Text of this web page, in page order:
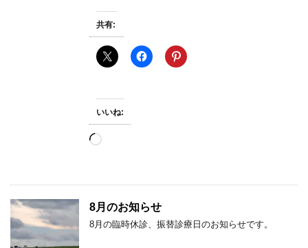
共有:
いいね:
読
み
8月のお知らせ
8月の臨時休診、振替診療日のお知らせです。